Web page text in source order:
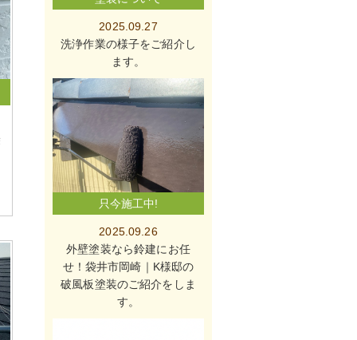
2025.09.27
洗浄作業の様子をご紹介し
ます。
只今施工中!
2025.09.26
外壁塗装なら鈴建にお任
せ！袋井市岡崎｜K様邸の
破風板塗装のご紹介をしま
す。